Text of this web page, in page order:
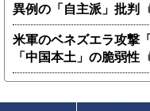
異例の「自主派」批判
米軍のベネズエラ攻撃
「中国本土」の脆弱性